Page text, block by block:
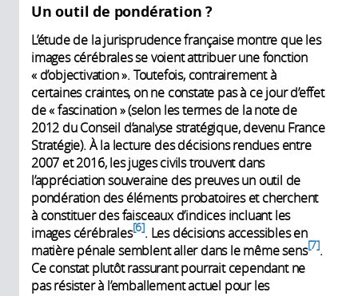
Un outil de pondération ?
L’étude de la jurisprudence française montre que les
images cérébrales se voient attribuer une fonction
« d’objectivation ». Toutefois, contrairement à
certaines craintes, on ne constate pas à ce jour d’effet
de « fascination » (selon les termes de la note de
2012 du Conseil d’analyse stratégique, devenu France
Stratégie). À la lecture des décisions rendues entre
2007 et 2016, les juges civils trouvent dans
l’appréciation souveraine des preuves un outil de
pondération des éléments probatoires et cherchent
à constituer des faisceaux d’indices incluant les
images cérébrales 6 . Les décisions accessibles en
matière pénale semblent aller dans le même sens 7 .
Ce constat plutôt rassurant pourrait cependant ne
pas résister à l’emballement actuel pour les